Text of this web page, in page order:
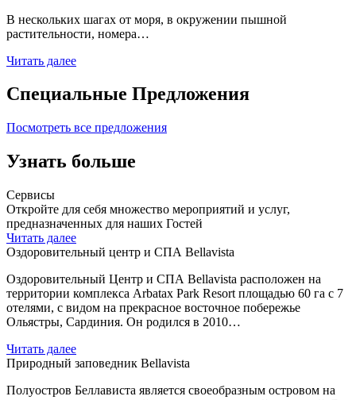
В нескольких шагах от моря, в окружении пышной
растительности, номера…
Читать далее
Специальные Предложения
Посмотреть все предложения
Узнать больше
Сервисы
Откройте для себя множество мероприятий и услуг,
предназначенных для наших Гостей
Читать далее
Оздоровительный центр и СПА Bellavista
Оздоровительный Центр и СПА Bellavista расположен на
территории комплекса Arbatax Park Resort площадью 60 га с 7
отелями, с видом на прекрасное восточное побережье
Ольястры, Сардиния. Он родился в 2010…
Читать далее
Природный заповедник Bellavista
Полуостров Беллависта является своеобразным островом на